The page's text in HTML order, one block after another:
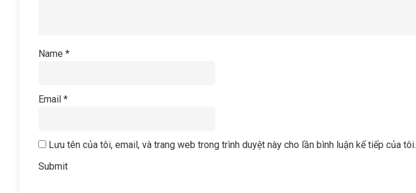
Name *
Email *
Lưu tên của tôi, email, và trang web trong trình duyệt này cho lần bình luận kế tiếp của tôi.